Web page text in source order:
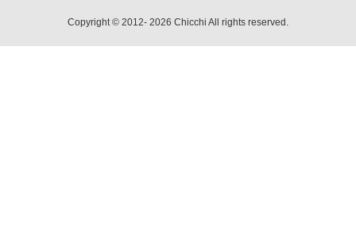
Copyright © 2012- 2026 Chicchi All rights reserved.